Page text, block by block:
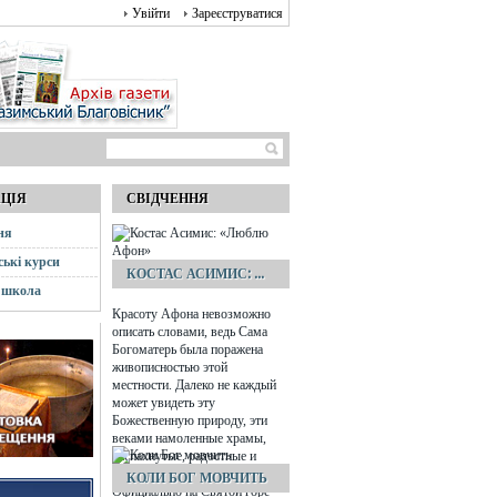
Увійти Зареєструватися
курси
школа
СВІДЧЕННЯ
КОСТАС АСИМИС: ...
Красоту Афона невозможно
описать словами, ведь Сама
Богоматерь была поражена
живописностью этой
местности. Далеко не каждый
может увидеть эту
Божественную природу, эти
веками намоленные храмы,
распахнутые, радостные и
зовущие ввысь небеса…
Официально на Святой горе
КОЛИ БОГ МОВЧИТЬ